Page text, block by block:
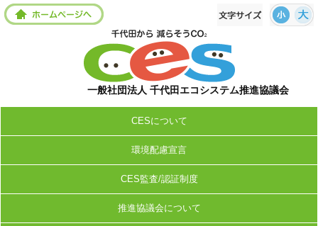
一般社団法人 千代田エコシステム推進協議会
CESについて
環境配慮宣言
CES監査/認証制度
推進協議会について